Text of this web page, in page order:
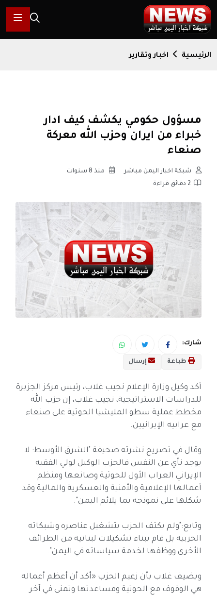
الرئيسية اخبار وتقارير
مسؤول حكومي يكشف كيف ادار
خبراء من ايران وحزب الله معركة
صنعاء
شبكة اخبار اليمن مباشر
منذ 8 سنوات
2 دقائق قراءة
شارك:
طباعة إرسال
أكد وكيل وزارة الإعلام نجيب غلاب، رئيس مركز الجزيرة
للدراسات الاستراتيجية، نجيب غلاب، إن حزب الله
مخطط عملية سطو المليشيا الحوثية على صنعاء
مع عرابيه الإيرانيين.
وقال في تصريح نشرته صحيفة "الشرق الأوسط: لا
يوجد نأي عن النفس فالحزب الوكيل لولي الفقيه
الإيراني العراب الأول للحوثية وصانعها ومنظم
أعمالها الإعلامية والأمنية والعسكرية والمالية وقد
شكلها على نموذجه بما يلائم اليمن".
وتابع:"ولم يكتف الحزب بتشغيل عناصره وشبكاته
الحزبية بل قام ببناء تشكيلات لبنانية من الطرائف
الأخرى ووظفها لخدمة سياساته في اليمن".
ويضيف غلاب بأن زعيم الحزب «أكد أن أعظم أعماله
هي الوقوف مع الحوثية ومساعدتها وتمنى في آخر